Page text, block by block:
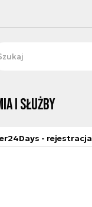
i Służby
- rejestracja